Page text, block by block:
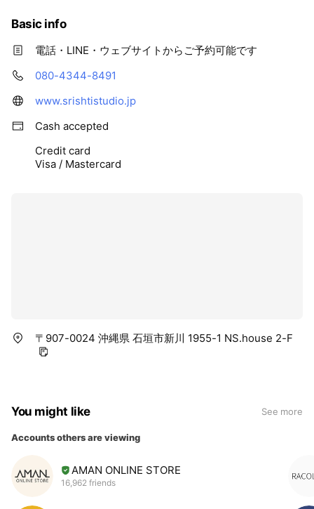
Basic info
電話・LINE・ウェブサイトからご予約可能です
080-4344-8491
www.srishtistudio.jp
Cash accepted
Credit card
Visa / Mastercard
〒907-0024 沖縄県 石垣市新川 1955-1 NS.house 2-F
You might like See more
Accounts others are viewing
AMAN ONLINE STORE
16,962 friends